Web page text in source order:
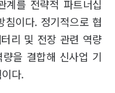
계를 전략적 파트너십
침이다. 정기적으로 협
리 및 전장 관련 역량
을 결합해 신사업 기
다.